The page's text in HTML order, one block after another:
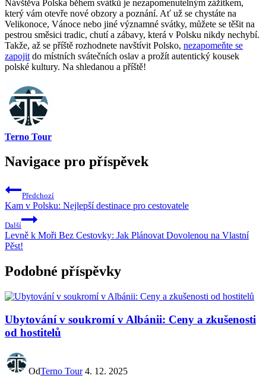
Návštěva Polska během‍ svátků ​je⁢ nezapomenutelným zážitkem,
který vám otevře⁢ nové obzory a poznání. Ať už se chystáte na
Velikonoce,⁤ Vánoce ⁤nebo jiné⁢ významné svátky, můžete⁣ se těšit na
pestrou směsici tradic, chutí a zábavy, ‌která v ⁤Polsku nikdy nechybí.
Takže, až se příště rozhodnete navštívit⁤ Polsko, nezapomeňte se
zapojit do místních svátečních​ oslav a prožít autentický kousek
polské kultury.⁣ Na shledanou ‌a příště!
Terno Tour
Navigace pro příspěvek
Předchozí
Kam v Polsku: Nejlepší destinace pro cestovatele
Další
Levně k Moři Bez Cestovky: Jak Plánovat Dovolenou na Vlastní
Pěst!
Podobné příspěvky
Ubytování v soukromí v Albánii: Ceny a zkušenosti
od hostitelů
OdTerno Tour 4. 12. 2025